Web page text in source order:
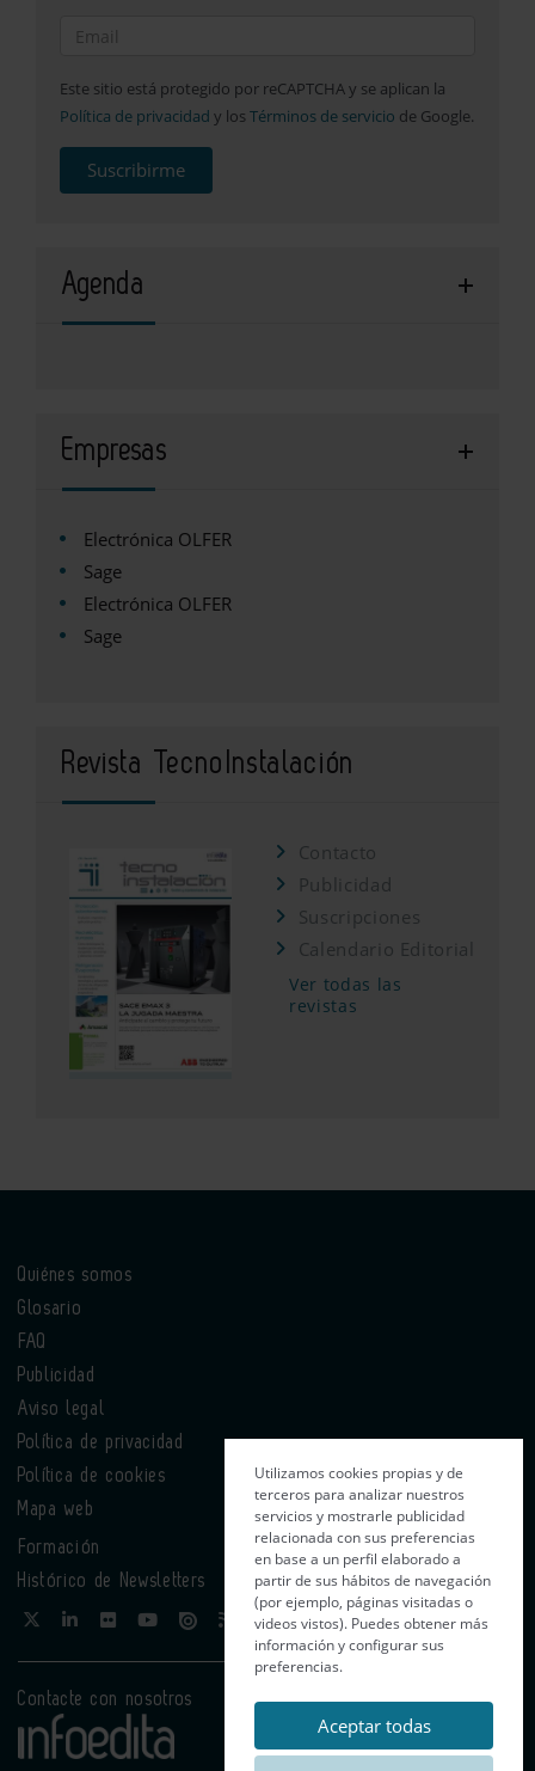
Este sitio está protegido por reCAPTCHA y se aplican la
Política de privacidad y los Términos de servicio de Google.
Suscribirme
Agenda
Empresas
Electrónica OLFER
Sage
Electrónica OLFER
Sage
Revista TecnoInstalación
Contacto
Publicidad
Suscripciones
Calendario Editorial
Ver todas las
revistas
Quiénes somos
Glosario
FAQ
Publicidad
Aviso legal
Política de privacidad
Política de cookies
Mapa web
Formación
Histórico de Newsletters
Contacte con nosotros
Utilizamos cookies propias y de
terceros para analizar nuestros
servicios y mostrarle publicidad
relacionada con sus preferencias
en base a un perfil elaborado a
partir de sus hábitos de navegación
(por ejemplo, páginas visitadas o
videos vistos). Puedes obtener más
información y configurar sus
preferencias.
Aceptar todas